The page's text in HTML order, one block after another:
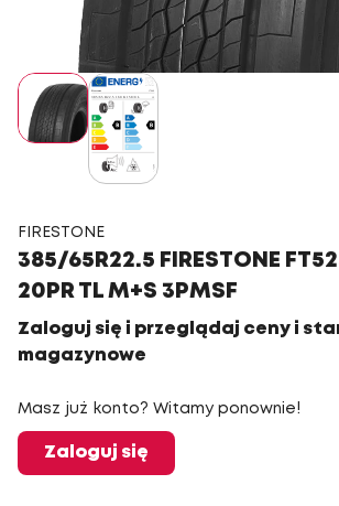
FIRESTONE
385/65R22.5 FIRESTONE
20PR TL M+S 3PMSF
Zaloguj się i przeglądaj ceny i
magazynowe
Masz już konto? Witamy ponownie!
Zaloguj się